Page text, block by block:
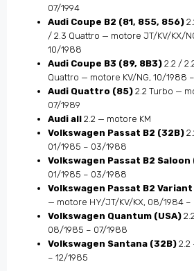
07/1994
Audi Coupe B2 (81, 855, 856)
/ 2.3 Quattro — motore JT/KV/KX/
10/1988
Audi Coupe B3 (89, 8B3) 2.2 /
Quattro — motore KV/NG, 10/1988
Audi Quattro (85) 2.2 Turbo —
07/1989
Audi all 2.2 — motore KM
Volkswagen Passat B2 (32B)
01/1985 – 03/1988
Volkswagen Passat B2 Saloon
01/1985 – 03/1988
Volkswagen Passat B2
— motore HY/JT/KV/KX, 08/1984 –
Volkswagen Quantum (USA)
08/1985 – 07/1988
Volkswagen Santana (32B) 2.2
– 12/1985